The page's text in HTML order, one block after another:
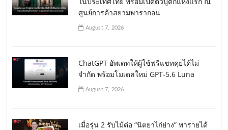
ศูนย์การค้าสยามพารากอน
August 7, 2026
ChatGPT อัพเดทให้ผู้ใช้ฟรีแชทคุยได้ไม่
จำกัด พร้อมโมเดลใหม่ GPT-5.6 Luna
August 7, 2026
เมื่อรุ่น 2 รับไม้ต่อ “นิตยาไก่ย่าง” พารายได้